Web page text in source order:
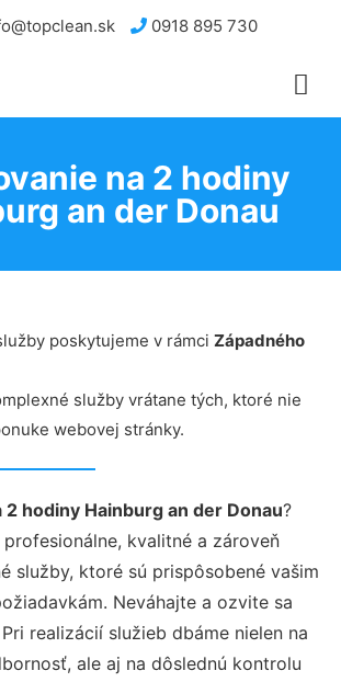
0918 895 730
na 2 hodiny
an der Donau
poskytujeme v rámci Západného
služby vrátane tých, ktoré nie
webovej stránky.
2 hodiny Hainburg an der Donau?
profesionálne, kvalitné a zároveň
služby, ktoré sú prispôsobené vašim
Neváhajte a ozvite sa
realizácií služieb dbáme nielen na
ale aj na dôslednú kontrolu